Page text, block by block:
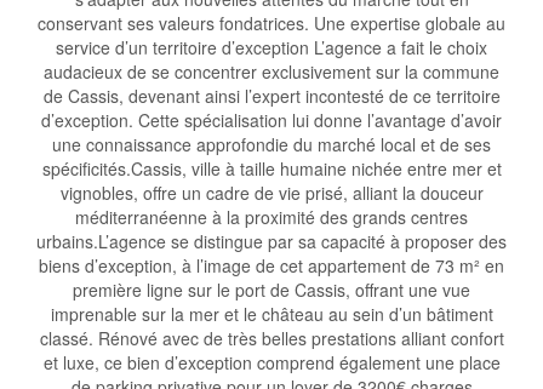
conservant ses valeurs fondatrices. Une expertise globale au
service d’un territoire d’exception L’agence a fait le choix
audacieux de se concentrer exclusivement sur la commune
de Cassis, devenant ainsi l’expert incontesté de ce territoire
d’exception. Cette spécialisation lui donne l’avantage d’avoir
une connaissance approfondie du marché local et de ses
spécificités.Cassis, ville à taille humaine nichée entre mer et
vignobles, offre un cadre de vie prisé, alliant la douceur
méditerranéenne à la proximité des grands centres
urbains.L’agence se distingue par sa capacité à proposer des
biens d’exception, à l’image de cet appartement de 73 m² en
première ligne sur le port de Cassis, offrant une vue
imprenable sur la mer et le château au sein d’un bâtiment
classé. Rénové avec de très belles prestations alliant confort
et luxe, ce bien d’exception comprend également une place